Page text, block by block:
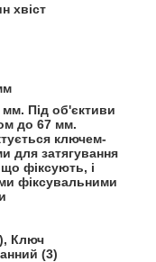
хвіст
Під об'єктиви
до 67 мм.
ключем-
для затягування
що фіксують, і
фіксувальними
Ключ
(3)